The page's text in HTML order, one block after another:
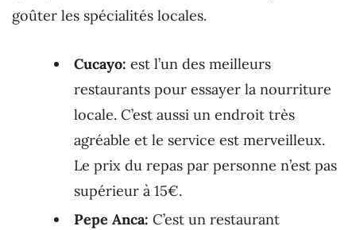
goûter les spécialités locales.
Cucayo: est l’un des meilleurs
restaurants pour essayer la nourriture
locale. C’est aussi un endroit très
agréable et le service est merveilleux.
Le prix du repas par personne n’est pas
supérieur à 15€.
Pepe Anca: C’est un restaurant